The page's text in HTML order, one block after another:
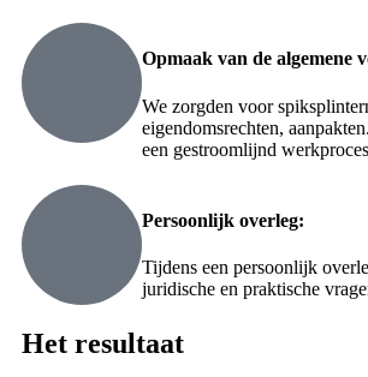
Opmaak van de algemene
We zorgden voor
eigendomsrechten,
een gestroomlijnd
Persoonlijk overleg:
Tijdens een persoonlijk
juridische en praktische
Het resultaat